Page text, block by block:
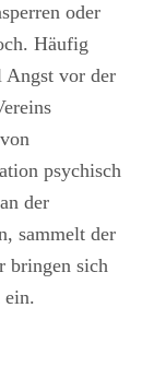
oder
Häufig
Angst vor der
psychisch
der
sammelt der
bringen sich
ein.